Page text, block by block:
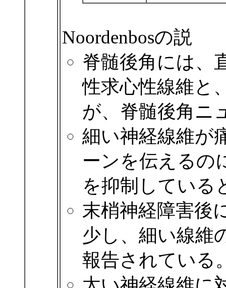
Noordenbosの説
脊髄後角には、
性求心性線維と
が、脊髄後角ニ
細い神経線維が
ーンを伝えるの
を抑制している
末梢神経障害後
少し、細い線維
報告されている